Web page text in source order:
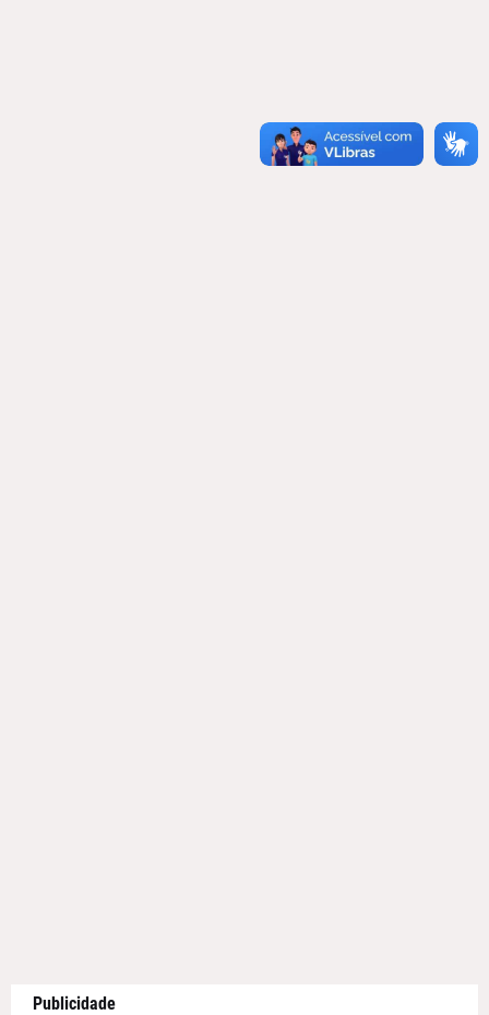
Publicidade